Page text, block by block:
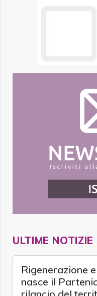
ULTIME NOTIZIE
Rigenerazione
nasce il